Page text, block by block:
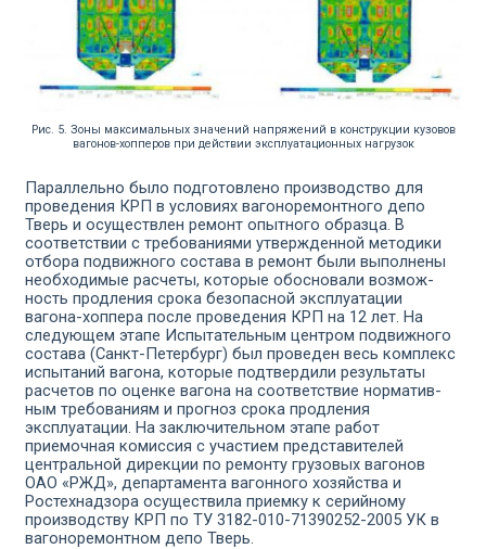
Рис. 5. Зоны максимальных значений напряжений в конструкции кузовов
вагонов-хопперов при действии эксплуатационных нагрузок
Параллельно было подготовлено производство для
проведе­ния КРП в условиях вагоноремонтного депо
Тверь и осуществлен ремонт опытного образца. В
соответствии с требованиями ут­вержденной методики
отбора подвижного состава в ремонт были выполнены
необходимые расчеты, которые обосновали возмож­
ность продления срока безопасной эксплуатации
вагона-хоппера после проведения КРП на 12 лет. На
следующем этапе Испы­тательным центром подвижного
состава (Санкт-Петербург) был проведен весь комплекс
испытаний вагона, которые подтвердили результаты
расчетов по оценке вагона на соответствие норматив­
ным требованиям и прогноз срока продления
эксплуатации. На заключительном этапе работ
приемочная комиссия с участием представителей
центральной дирекции по ремонту грузовых ва­гонов
ОАО «РЖД», департамента вагонного хозяйства и
Ростех­надзора осуществила приемку к серийному
производству КРП по ТУ 3182-010-71390252-2005 УК в
вагоноремонтном депо Тверь.